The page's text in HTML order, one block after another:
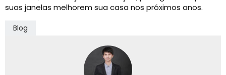
suas janelas melhorem sua casa nos próximos anos.
Blog